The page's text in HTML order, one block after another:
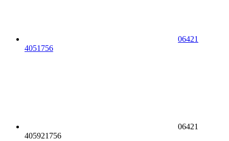
06421
4051756
06421
405921756